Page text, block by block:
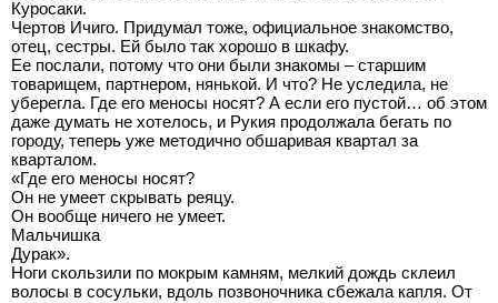
Куросаки.
Чертов Ичиго. Придумал тоже, официальное знакомство,
отец, сестры. Ей было так хорошо в шкафу.
Ее послали, потому что они были знакомы – старшим
товарищем, партнером, нянькой. И что? Не уследила, не
уберегла. Где его меносы носят? А если его пустой… об этом
даже думать не хотелось, и Рукия продолжала бегать по
городу, теперь уже методично обшаривая квартал за
кварталом.
«Где его меносы носят?
Он не умеет скрывать реяцу.
Он вообще ничего не умеет.
Мальчишка
Дурак».
Ноги скользили по мокрым камням, мелкий дождь склеил
волосы в сосульки, вдоль позвоночника сбежала капля. От